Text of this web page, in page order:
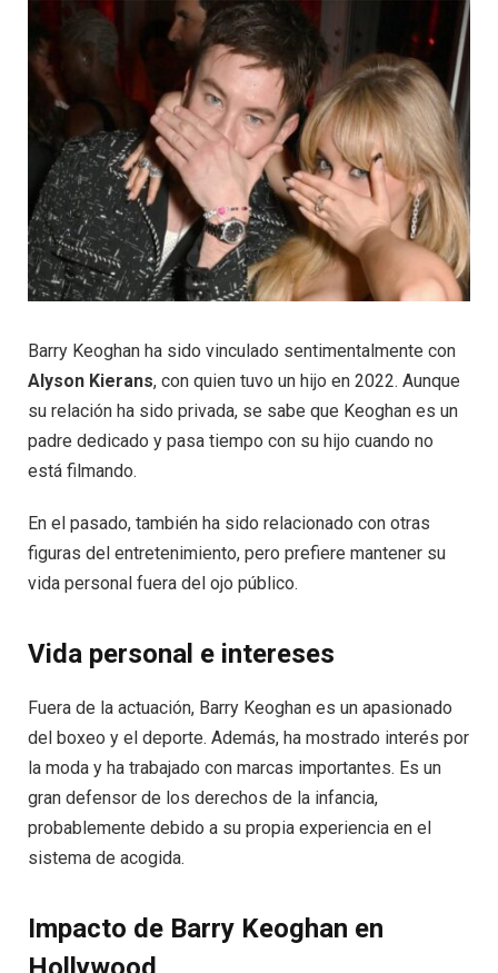
Barry Keoghan ha sido vinculado sentimentalmente con
Alyson Kierans, con quien tuvo un hijo en 2022. Aunque
su relación ha sido privada, se sabe que Keoghan es un
padre dedicado y pasa tiempo con su hijo cuando no
está filmando.
En el pasado, también ha sido relacionado con otras
figuras del entretenimiento, pero prefiere mantener su
vida personal fuera del ojo público.
Vida personal e intereses
Fuera de la actuación, Barry Keoghan es un apasionado
del boxeo y el deporte. Además, ha mostrado interés por
la moda y ha trabajado con marcas importantes. Es un
gran defensor de los derechos de la infancia,
probablemente debido a su propia experiencia en el
sistema de acogida.
Impacto de Barry Keoghan en